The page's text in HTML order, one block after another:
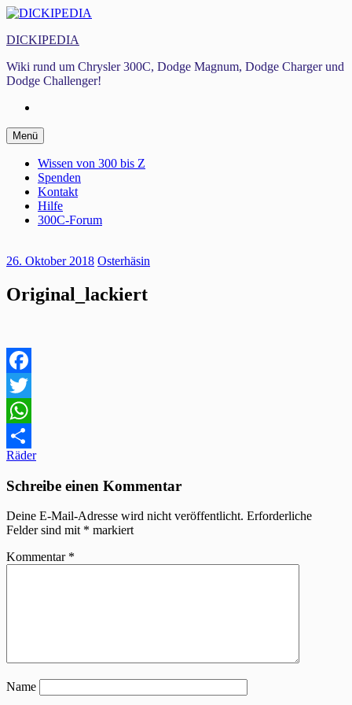
Zum
springen
DICKIPEDIA
Wiki rund um Chrysler 300C, Dodge Magnum, Dodge Charger und
Dodge Challenger!
Menü Zum
Inhalt
springen
Wissen von 300 bis Z
Spenden
Kontakt
Hilfe
300C-Forum
26. Oktober 2018 Osterhäsin
Original_lackiert
Facebook
Twitter
WhatsApp
Teilen
Beitragsnavigation
Räder
Schreibe einen Kommentar
Deine E-Mail-Adresse wird nicht veröffentlicht. Erforderliche
Felder sind mit * markiert
Kommentar *
Name